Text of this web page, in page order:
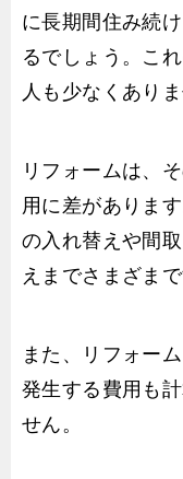
に長期間住み続
るでしょう。こ
人も少なくありま
リフォームは、
用に差がありま
の入れ替えや間
えまでさまざまで
また、リフォー
発生する費用も
せん。